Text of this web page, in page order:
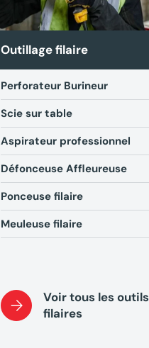
Outillage filaire
Perforateur Burineur
Scie sur table
Aspirateur professionnel
Défonceuse Affleureuse
Ponceuse filaire
Meuleuse filaire
Voir tous les outils
filaires